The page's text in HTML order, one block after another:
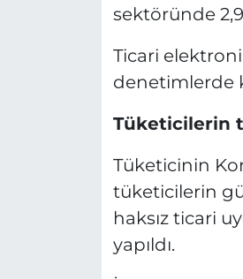
sektöründe
Ticari
denetimlerde
Tüketicilerin
Tüketicinin
tüketicilerin
haksız ticari
yapıldı.